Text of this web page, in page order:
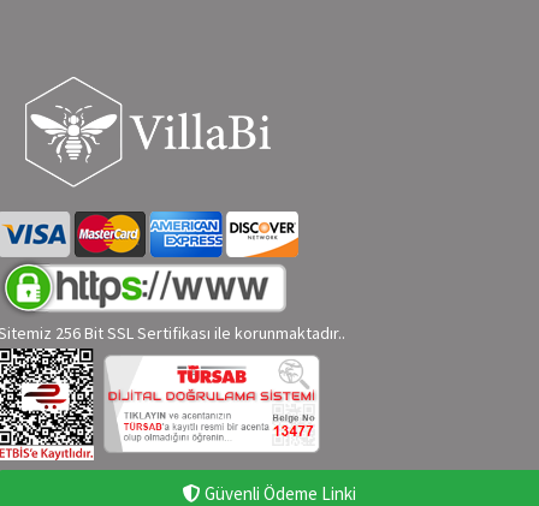
256 Bit SSL Sertifikası ile korunmaktadır..
Güvenli Ödeme Linki